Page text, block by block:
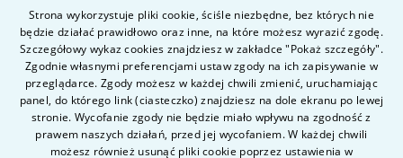
Student
Nauka i badania
Intranet
Pytania i odpowiedzi
POLISH
ENGLISH
Strona wykorzystuje pliki cookie, ściśle niezbędne, bez których nie
będzie działać prawidłowo oraz inne, na które możesz wyrazić zgodę.
Szczegółowy wykaz cookies znajdziesz w zakładce "Pokaż szczegóły".
Zgodnie własnymi preferencjami ustaw zgody na ich zapisywanie w
przeglądarce. Zgody możesz w każdej chwili zmienić, uruchamiając
panel, do którego link (ciasteczko) znajdziesz na dole ekranu po lewej
stronie. Wycofanie zgody nie będzie miało wpływu na zgodność z
prawem naszych działań, przed jej wycofaniem. W każdej chwili
możesz również usunąć pliki cookie poprzez ustawienia w